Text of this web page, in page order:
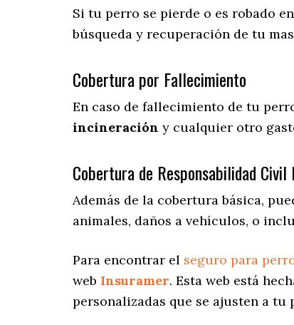
Si tu perro se pierde o es robado
búsqueda y recuperación de tu
Cobertura por Fallecimiento
En caso de fallecimiento de tu
incineración y cualquier otro
Cobertura de Responsabilidad Civil
Además de la cobertura básica,
animales, daños a vehículos, o
Para encontrar el seguro para
web Insuramer. Esta web está
personalizadas que se ajusten a tu